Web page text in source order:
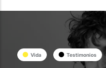
Vida Testimonios